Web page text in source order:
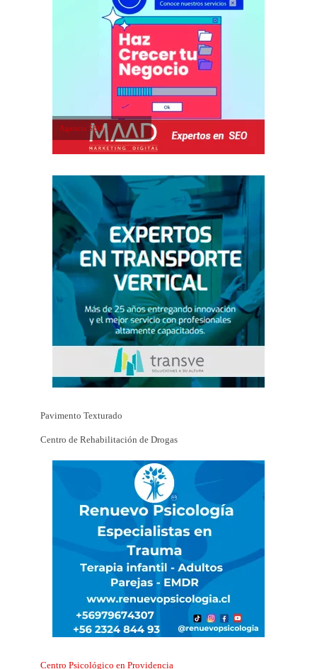
Agencia SEO
Pavimento Texturado
Centro de Rehabilitación de Drogas
Centro Psicológico en Providencia